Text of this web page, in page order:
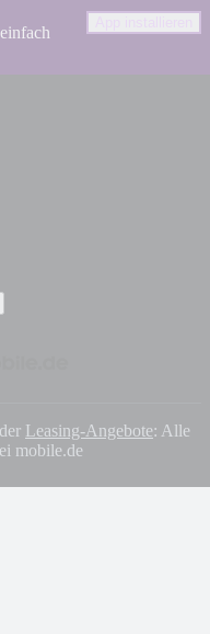
Leasing-Angebote: Alle
mobile.de